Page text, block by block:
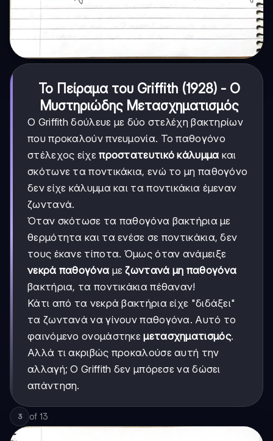
Το Πείραμα του Griffith (1928) - Ο
Μυστηριώδης Μετασχηματισμός
Ο Griffith δούλευε με δύο στελέχη βακτηρίων
που προκαλούν πνευμονία. Το παθογόνο
στέλεχος είχεπροστατευτικό κάλυμμα και
σκότωνε τα ποντικάκια, ενώ το μη παθογόνο
δεν είχε κάλυμμα και τα ποντικάκια έμεναν
ζωντανά.
Όταν σκότωσε τα παθογόνα βακτήρια με
θερμότητα και τα ενέσε σε ποντικάκια, δεν
τους έκανε τίποτα. Όμως όταν ανάμειξε
νεκρά παθογόνα μεζωντανά μη παθογόνα
βακτήρια, τα ποντικάκια πέθαναν!
Κάτι από τα νεκρά βακτήρια είχε "διδάξει"
τα ζωντανά να γίνουν παθογόνα. Αυτό το
φαινόμενο ονομάστηκεμετασχηματισμός.
Αλλά τι ακριβώς προκαλούσε αυτή την
αλλαγή; Ο Griffith δεν μπόρεσε να δώσει
απάντηση.
3 of 13